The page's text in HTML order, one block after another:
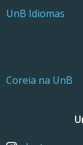
UnB Idiomas
Coreia na UnB